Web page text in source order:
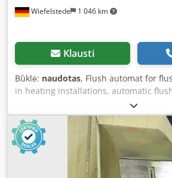
Wiefelstede 1 046 km
Klausti
Būklė: naudotas, Flush automat for
in heating installations, automatic
with DIN 1988 Dodpfsd Tgaqex Aclekr -
automat 1988 -Metal case with:
Dimensions: 510/410/H210 mm -